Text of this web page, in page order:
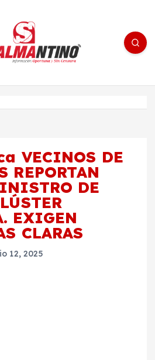
- medios/noticias/editorial
VECINOS DE
REPORTAN
DE
EXIGEN
CLARAS
12, 2025